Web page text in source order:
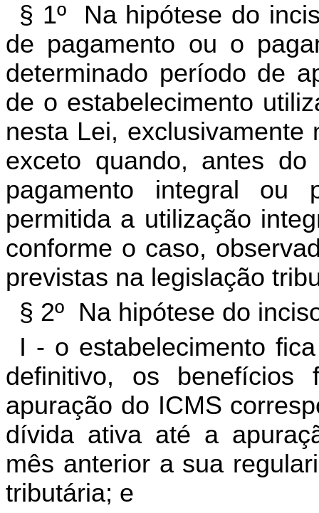
§ 1º Na hipótese do
de pagamento ou o
determinado período de
de o estabelecimento
nesta Lei,
exceto quando, antes
pagamento integral ou
permitida a utilização
conforme o caso,
previstas na legislação
§ 2º Na hipótese do
I - o estabelecimento
definitivo, os benefícios
apuração do ICMS
dívida ativa até a
mês anterior a sua
tributária; e